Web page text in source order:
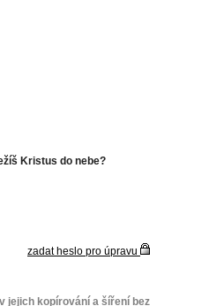
Kristus do nebe?
zadat heslo pro úpravu
jejich kopírování a šíření bez